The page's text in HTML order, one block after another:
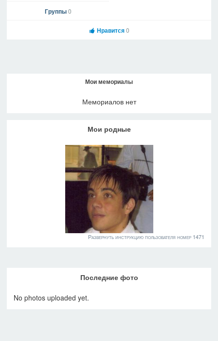
Группы0
Нравится0
Мои мемориалы
Мемориалов нет
Мои родные
Развернуть инструкцию пользователя номер 1471
Последние фото
No photos uploaded yet.